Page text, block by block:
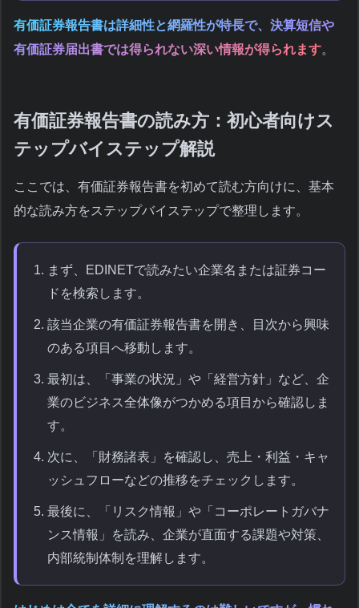
有価証券報告書は詳細性と網羅性が特長で、決算短信や
有価証券届出書では得られない深い情報が得られます。
有価証券報告書の読み方：初心者向けス
テップバイステップ解説
ここでは、有価証券報告書を初めて読む方向けに、基本
的な読み方をステップバイステップで整理します。
まず、EDINETで読みたい企業名または証券コー
ドを検索します。
該当企業の有価証券報告書を開き、目次から興味
のある項目へ移動します。
最初は、「事業の状況」や「経営方針」など、企
業のビジネス全体像がつかめる項目から確認しま
す。
次に、「財務諸表」を確認し、売上・利益・キャ
ッシュフローなどの推移をチェックします。
最後に、「リスク情報」や「コーポレートガバナ
ンス情報」を読み、企業が直面する課題や対策、
内部統制体制を理解します。